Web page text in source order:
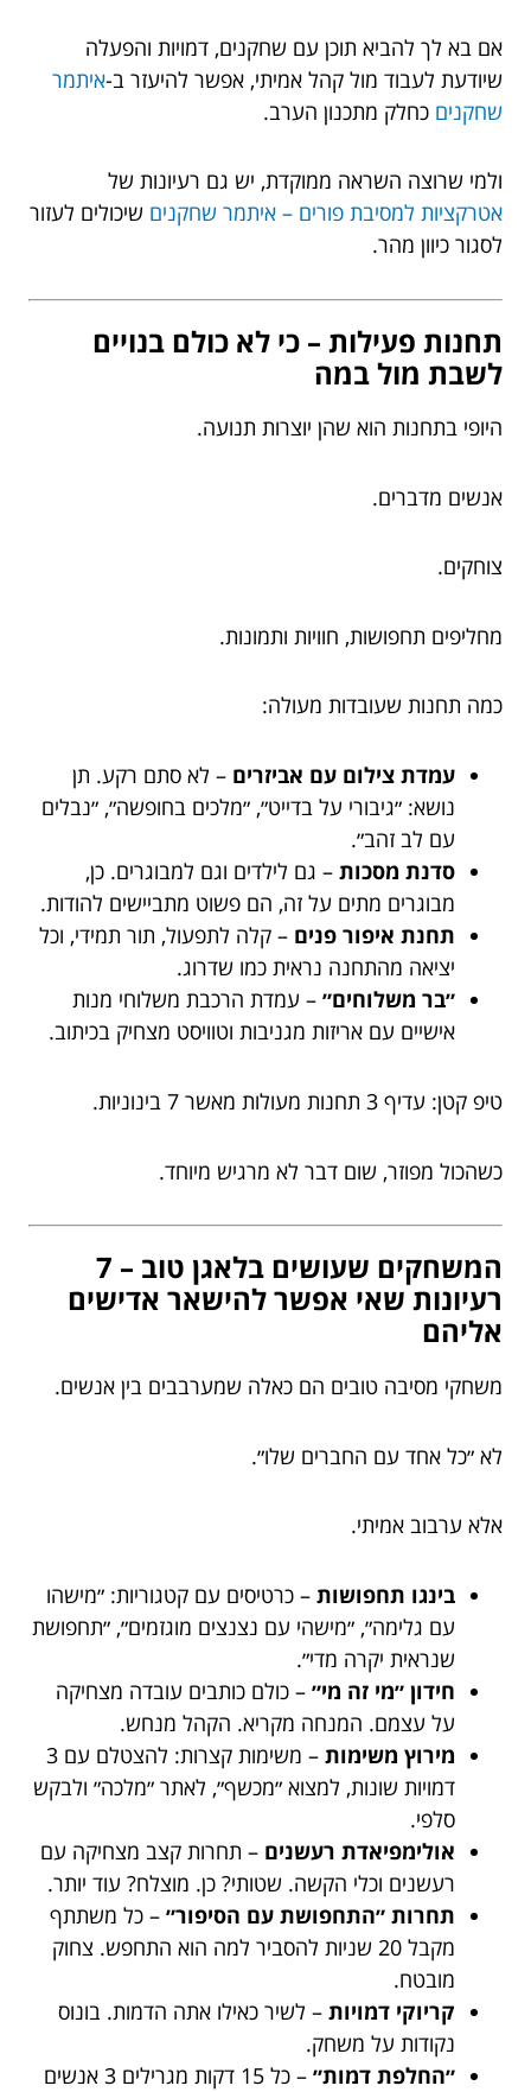
אם בא לך להביא תוכן עם שחקנים, דמויות והפעלה
שיודעת לעבוד מול קהל אמיתי, אפשר להיעזר ב-איתמר
שחקנים כחלק מתכנון הערב.
ולמי שרוצה השראה ממוקדת, יש גם רעיונות של
אטרקציות למסיבת פורים – איתמר שחקנים שיכולים לעזור
לסגור כיוון מהר.
תחנות פעילות – כי לא כולם בנויים
לשבת מול במה
היופי בתחנות הוא שהן יוצרות תנועה.
אנשים מדברים.
צוחקים.
מחליפים תחפושות, חוויות ותמונות.
כמה תחנות שעובדות מעולה:
עמדת צילום עם אביזרים – לא סתם רקע. תן
נושא: ״גיבורי על בדייט״, ״מלכים בחופשה״, ״נבלים
עם לב זהב״.
סדנת מסכות – גם לילדים וגם למבוגרים. כן,
מבוגרים מתים על זה, הם פשוט מתביישים להודות.
תחנת איפור פנים – קלה לתפעול, תור תמידי, וכל
יציאה מהתחנה נראית כמו שדרוג.
״בר משלוחים״ – עמדת הרכבת משלוחי מנות
אישיים עם אריזות מגניבות וטוויסט מצחיק בכיתוב.
טיפ קטן: עדיף 3 תחנות מעולות מאשר 7 בינוניות.
כשהכול מפוזר, שום דבר לא מרגיש מיוחד.
המשחקים שעושים בלאגן טוב – 7
רעיונות שאי אפשר להישאר אדישים
אליהם
משחקי מסיבה טובים הם כאלה שמערבבים בין אנשים.
לא ״כל אחד עם החברים שלו״.
אלא ערבוב אמיתי.
בינגו תחפושות – כרטיסים עם קטגוריות: ״מישהו
עם גלימה״, ״מישהי עם נצנצים מוגזמים״, ״תחפושת
שנראית יקרה מדי״.
חידון ״מי זה מי״ – כולם כותבים עובדה מצחיקה
על עצמם. המנחה מקריא. הקהל מנחש.
מירוץ משימות
– משימות קצרות: להצטלם עם 3
דמויות שונות, למצוא ״מכשף״, לאתר ״מלכה״ ולבקש
סלפי.
אולימפיאדת רעשנים – תחרות קצב מצחיקה עם
רעשנים וכלי הקשה. שטותי? כן. מוצלח? עוד יותר.
תחרות ״התחפושת עם הסיפור״ – כל משתתף
מקבל 20 שניות להסביר למה הוא התחפש. צחוק
מובטח.
קריוקי דמויות – לשיר כאילו אתה הדמות. בונוס
נקודות על משחק.
״החלפת דמות״
– כל 15 דקות מגרילים 3 אנשים